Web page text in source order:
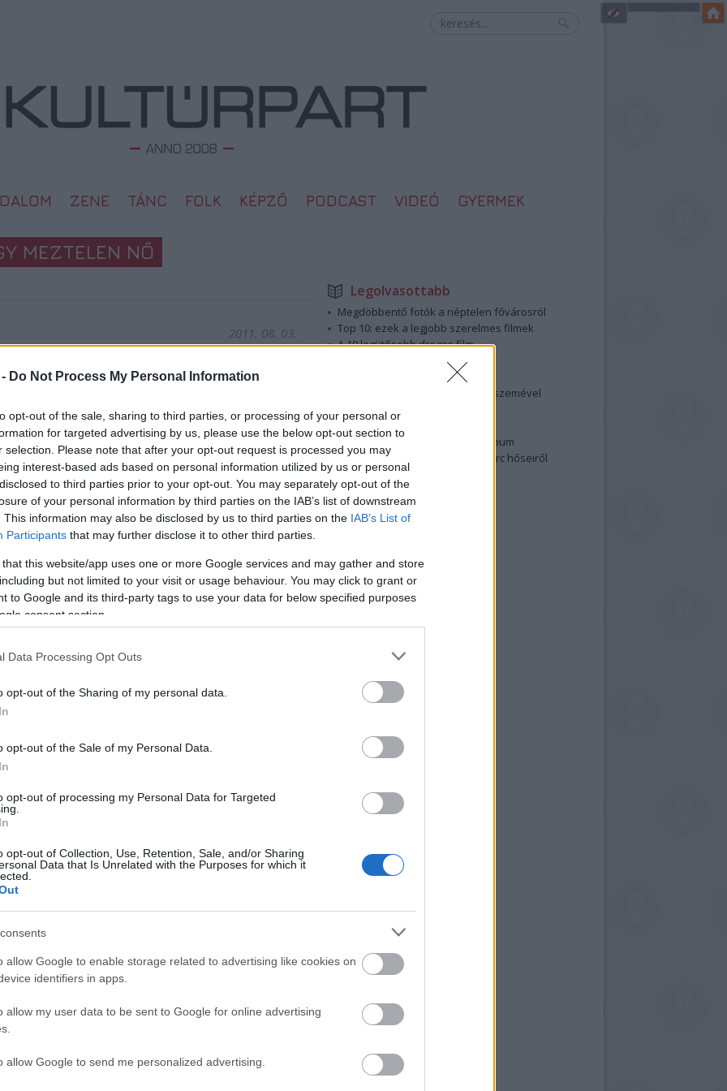
Do Not Process My Personal Information
opt-out of the sale, sharing to third parties, or processing of your personal or
for targeted advertising by us, please use the below opt-out section to
selection. Please note that after your opt-out request is processed you may
interest-based ads based on personal information utilized by us or personal
to third parties prior to your opt-out. You may separately opt-out of the
of your personal information by third parties on the IAB’s list of downstream
This information may also be disclosed by us to third parties on the IAB’s List of
Participants that may further disclose it to other third parties.
that this website/app uses one or more Google services and may gather and store
but not limited to your visit or usage behaviour. You may click to grant or
to Google and its third-party tags to use your data for below specified purposes
consent section.
Data Processing Opt Outs
opt-out of the Sharing of my personal data.
opt-out of the Sale of my Personal Data.
opt-out of processing my Personal Data for Targeted
opt-out of Collection, Use, Retention, Sale, and/or Sharing
Data that Is Unrelated with the Purposes for which it
allow Google to enable storage related to advertising like cookies on
identifiers in apps.
allow my user data to be sent to Google for online advertising
allow Google to send me personalized advertising.
ZENE TÁNC FOLK KÉPZŐ PODCAST VIDEÓ GYERMEK
MEZTELEN NŐ
2011. 08. 03.
köszönhetjük Oliver Voss alkotását,
el. A "megnyitó" előtt természetesen a
mivel félő volt hogy a hűsölő hölgy
esetleg a hajnali ködben frászt kapnak a
napon keresztül áztathatja magát az öbölben.
Legolvasottabb
Megdöbbentő fotók a néptelen fővárosról
Top 10: ezek a legjobb szerelmes filmek
A 10 legütősebb drogos film
Megjöttek a meztelen hősnők
Meztelenség és anatómia
A forradalom egy holland fotós szemével
A legizgalmasabb fotók 2015-ből
Meztelen fővárosiak
Készülőben a nagy meztelen album
Nézd meg a 48-as szabadságharc hőseiről
készült fotókat!
Hírlevél feliratkozás